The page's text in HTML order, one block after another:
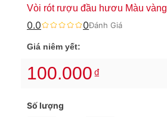
Vòi rót rượu đầu hươu Màu vàng
0.0 0Đánh Giá
Giá niêm yết:
100.000₫
Số lượng